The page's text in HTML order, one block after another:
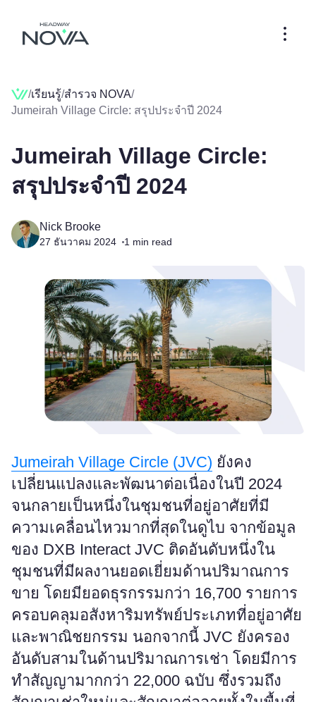
/เรียนรู้/สำรวจ NOVA/
Jumeirah Village Circle: สรุปประจำปี 2024
Jumeirah Village Circle:
สรุปประจำปี 2024
Nick Brooke
27 ธันวาคม 2024 1 min read
Jumeirah Village Circle (JVC) ยังคง
เปลี่ยนแปลงและพัฒนาต่อเนื่องในปี 2024
จนกลายเป็นหนึ่งในชุมชนที่อยู่อาศัยที่มี
ความเคลื่อนไหวมากที่สุดในดูไบ จากข้อมูล
ของ DXB Interact JVC ติดอันดับหนึ่งใน
ชุมชนที่มีผลงานยอดเยี่ยมด้านปริมาณการ
ขาย โดยมียอดธุรกรรมกว่า 16,700 รายการ
ครอบคลุมอสังหาริมทรัพย์ประเภทที่อยู่อาศัย
และพาณิชยกรรม นอกจากนี้ JVC ยังครอง
อันดับสามในด้านปริมาณการเช่า โดยมีการ
ทำสัญญามากกว่า 22,000 ฉบับ ซึ่งรวมถึง